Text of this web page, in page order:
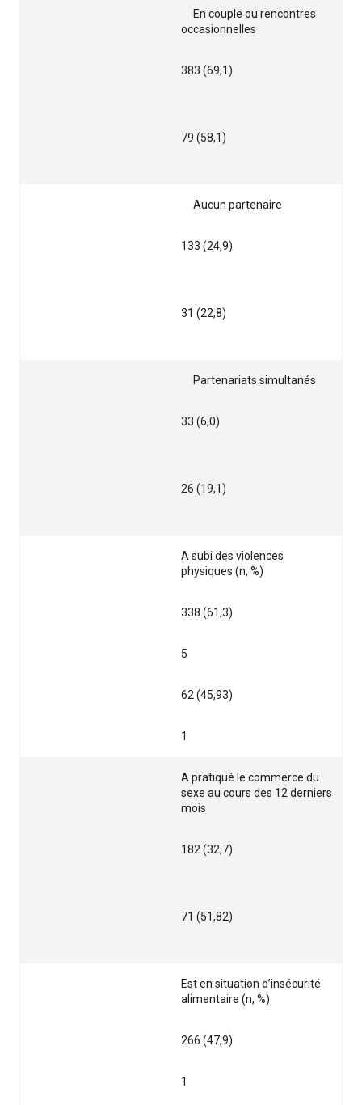
En couple ou rencontres
occasionnelles
383 (69,1)
79 (58,1)
Aucun partenaire
133 (24,9)
31 (22,8)
Partenariats simultanés
33 (6,0)
26 (19,1)
A subi des violences
physiques (n, %)
338 (61,3)
5
62 (45,93)
1
A pratiqué le commerce du
sexe au cours des 12 derniers
mois
182 (32,7)
71 (51,82)
Est en situation d’insécurité
alimentaire (n, %)
266 (47,9)
1